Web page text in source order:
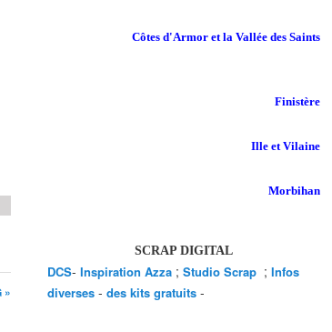
»
Côtes d'Armor et la Vallée des Saints
Finistère
Ille et Vilaine
Morbihan
SCRAP DIGITAL
DCS- Inspiration Azza ; Studio Scrap ; Infos
diverses - des kits gratuits -